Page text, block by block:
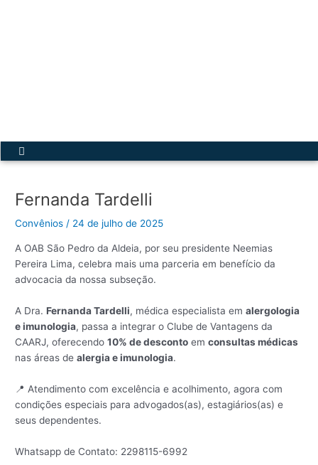
Menu
Fernanda Tardelli
Convênios / 24 de julho de 2025
A OAB São Pedro da Aldeia, por seu presidente Neemias
Pereira Lima, celebra mais uma parceria em benefício da
advocacia da nossa subseção.
A Dra.Fernanda Tardelli, médica especialista emalergologia
e imunologia, passa a integrar o Clube de Vantagens da
CAARJ, oferecendo10% de desconto emconsultas médicas
nas áreas dealergia e imunologia.
📍 Atendimento com excelência e acolhimento, agora com
condições especiais para advogados(as), estagiários(as) e
seus dependentes.
Whatsapp de Contato: 2298115-6992